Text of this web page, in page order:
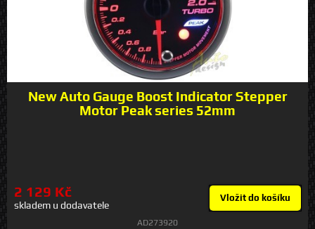
New Auto Gauge Boost Indicator Stepper
Motor Peak series 52mm
2 129 Kč
skladem u dodavatele
Vložit do košíku
AD273920